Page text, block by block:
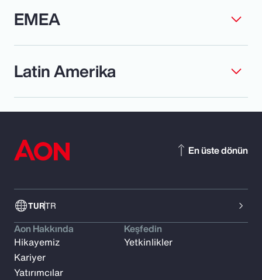
EMEA
Latin Amerika
TURTR
En üste dönün
Aon Hakkında
Hikayemiz
Kariyer
Yatırımcılar
Keşfedin
Yetkinlikler